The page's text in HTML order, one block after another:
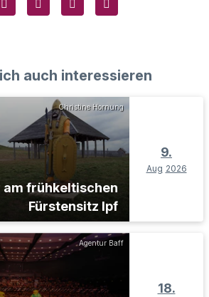
auch interessieren
Christine Hornung
am frühkeltischen
Fürstensitz Ipf
9.
Aug 2026
Agentur Baff
18.